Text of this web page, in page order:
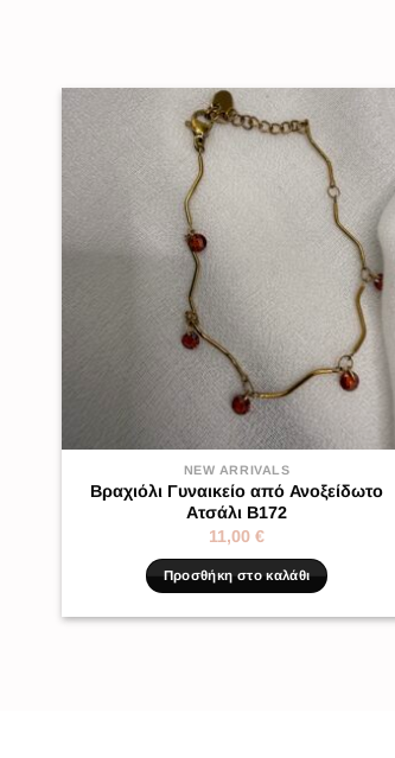
NEW ARRIVALS
Βραχιόλι Γυναικείο από Ανοξείδωτο
Ατσάλι Β172
11,00 €
Προσθήκη στο καλάθι